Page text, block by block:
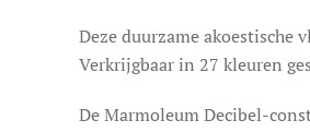
Deze duurzame akoestische
Verkrijgbaar in 27 kleuren
De Marmoleum Decibel-